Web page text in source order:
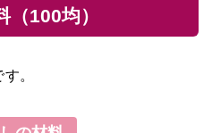
100均）
。